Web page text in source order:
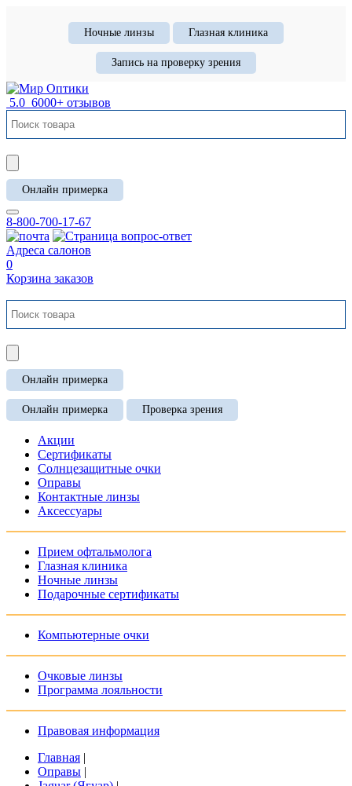
Ночные линзы Глазная клиника
Запись на проверку зрения
5.0 6000+ отзывов
Онлайн примерка
8-800-700-17-67
Адреса салонов
0
Корзина заказов
Онлайн примерка
Онлайн примерка Проверка зрения
Акции
Сертификаты
Солнцезащитные очки
Оправы
Контактные линзы
Аксессуары
Прием офтальмолога
Глазная клиника
Ночные линзы
Подарочные сертификаты
Компьютерные очки
Очковые линзы
Программа лояльности
Правовая информация
Главная |
Оправы |